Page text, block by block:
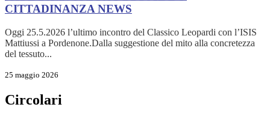
CITTADINANZANEWS
Oggi 25.5.2026 l’ultimo incontro del Classico Leopardi con l’ISIS
Mattiussi a Pordenone.Dalla suggestione del mito alla concretezza
del tessuto...
25 maggio 2026
Circolari